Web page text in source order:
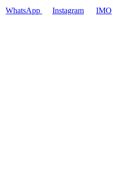
WhatsApp Instagram
IMO